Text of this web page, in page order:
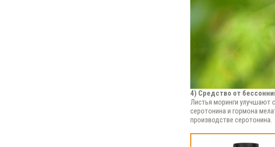
4) Средство от
Листья моринги улучшают
серотонина и гормона
производстве серотонина.